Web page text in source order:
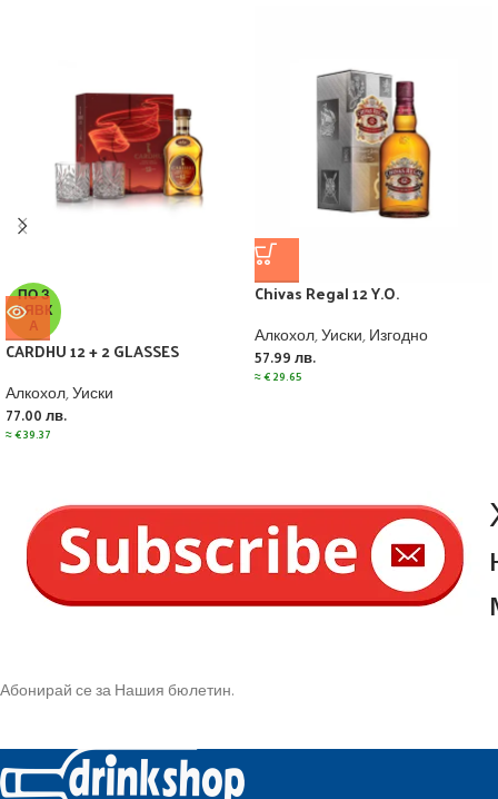
ПО З
АЯВК
А
CARDHU 12 + 2 GLASSES
Алкохол,Уиски
77.00 лв.
≈€39.37
Chivas Regal 12 Y.O.
Алкохол,Уиски,Изгодно
57.99 лв.
≈€29.65
Абонирай се за Нашия бюлетин.